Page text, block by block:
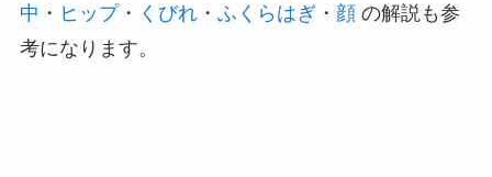
中 ・ ヒップ・ くびれ・ ふくらはぎ・ 顔の解説も参
考になります。